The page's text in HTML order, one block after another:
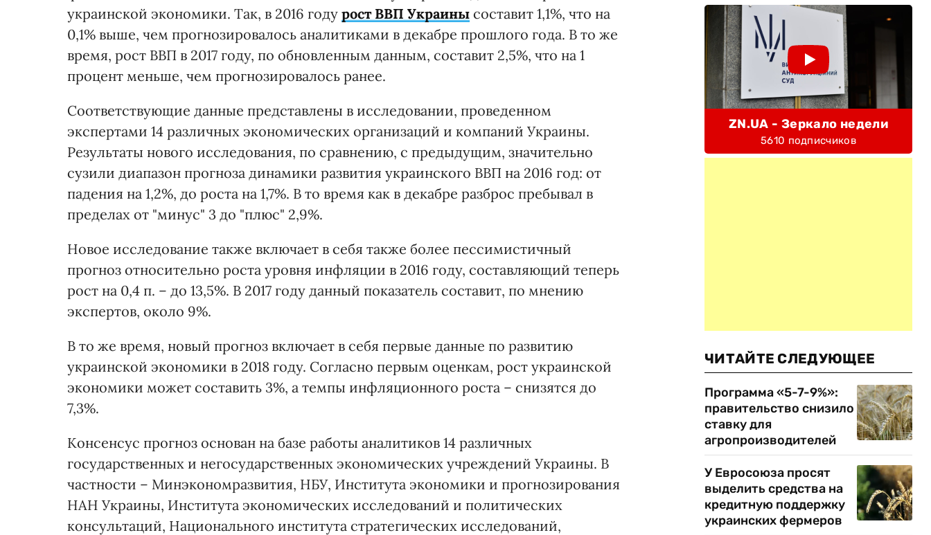
украинской экономики. Так, в 2016 году рост ВВП Украины составит 1,1%, что на
0,1% выше, чем прогнозировалось аналитиками в декабре прошлого года. В то же
время, рост ВВП в 2017 году, по обновленным данным, составит 2,5%, что на 1
процент меньше, чем прогнозировалось ранее.
Соответствующие данные представлены в исследовании, проведенном
экспертами 14 различных экономических организаций и компаний Украины.
Результаты нового исследования, по сравнению, с предыдущим, значительно
сузили диапазон прогноза динамики развития украинского ВВП на 2016 год: от
падения на 1,2%, до роста на 1,7%. В то время как в декабре разброс пребывал в
пределах от "минус" 3 до "плюс" 2,9%.
Новое исследование также включает в себя также более пессимистичный
прогноз относительно роста уровня инфляции в 2016 году, составляющий теперь
рост на 0,4 п. – до 13,5%. В 2017 году данный показатель составит, по мнению
экспертов, около 9%.
В то же время, новый прогноз включает в себя первые данные по развитию
украинской экономики в 2018 году. Согласно первым оценкам, рост украинской
экономики может составить 3%, а темпы инфляционного роста – снизятся до
7,3%.
Консенсус прогноз основан на базе работы аналитиков 14 различных
государственных и негосударственных экономических учреждений Украины. В
частности – Минэкономразвития, НБУ, Института экономики и прогнозирования
НАН Украины, Института экономических исследований и политических
консультаций, Национального института стратегических исследований,
ZN.UA - Зеркало недели
5610 подписчиков
ЧИТАЙТЕ СЛЕДУЮЩЕЕ
Программа «5-7-9%»:
правительство снизило
ставку для
агропроизводителей
У Евросоюза просят
выделить средства на
кредитную поддержку
украинских фермеров